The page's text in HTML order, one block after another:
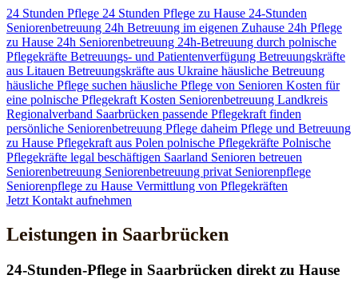
24 Stunden Pflege 24 Stunden Pflege zu Hause 24-Stunden
Seniorenbetreuung 24h Betreuung im eigenen Zuhause 24h Pflege
zu Hause 24h Seniorenbetreuung 24h-Betreuung durch polnische
Pflegekräfte Betreuungs- und Patientenverfügung Betreuungskräfte
aus Litauen Betreuungskräfte aus Ukraine häusliche Betreuung
häusliche Pflege suchen häusliche Pflege von Senioren Kosten für
eine polnische Pflegekraft Kosten Seniorenbetreuung Landkreis
Regionalverband Saarbrücken passende Pflegekraft finden
persönliche Seniorenbetreuung Pflege daheim Pflege und Betreuung
zu Hause Pflegekraft aus Polen polnische Pflegekräfte Polnische
Pflegekräfte legal beschäftigen Saarland Senioren betreuen
Seniorenbetreuung Seniorenbetreuung privat Seniorenpflege
Seniorenpflege zu Hause Vermittlung von Pflegekräften
Jetzt Kontakt aufnehmen
Leistungen in Saarbrücken
24-Stunden-Pflege in Saarbrücken direkt zu Hause